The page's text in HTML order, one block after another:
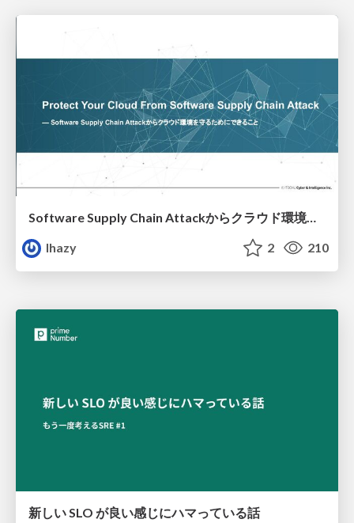
Software Supply Chain Attackからクラウド環境を守るためにできること
lhazy
2 210
新しい SLO が良い感じにハマっている話